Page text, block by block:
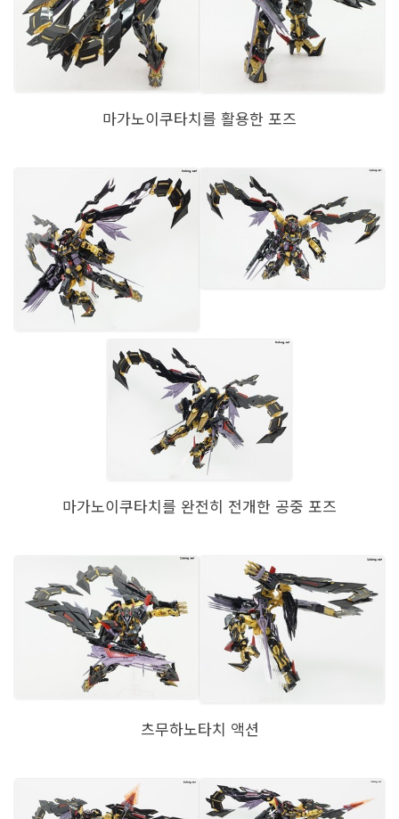
마가노이쿠타치를 활용한 포즈
마가노이쿠타치를 완전히 전개한 공중 포즈
츠무하노타치 액션